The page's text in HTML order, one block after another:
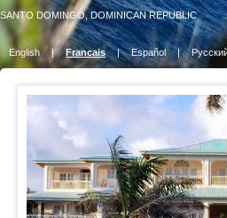
SANTO DOMINGO, DOMINICAN REPUBLIC
English | Francais | Español |